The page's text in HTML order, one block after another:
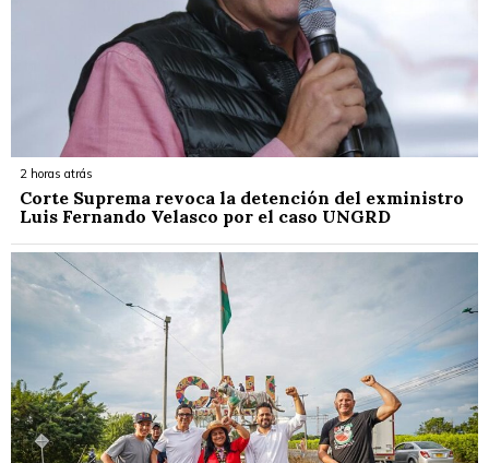
2 horas atrás
Corte Suprema revoca la detención del exministro
Luis Fernando Velasco por el caso UNGRD